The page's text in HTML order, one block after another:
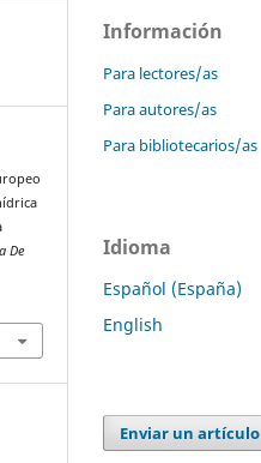
De
Información
Para lectores/as
Para autores/as
Para bibliotecarios/as
Idioma
Español (España)
English
Enviar un artículo